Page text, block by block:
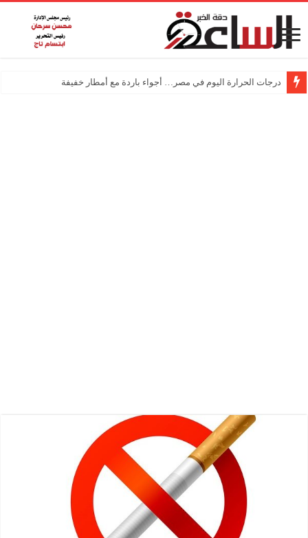
استقرار أسعار الذهب في مصر اليوم عند 5450 جنيهًا لعيار 21